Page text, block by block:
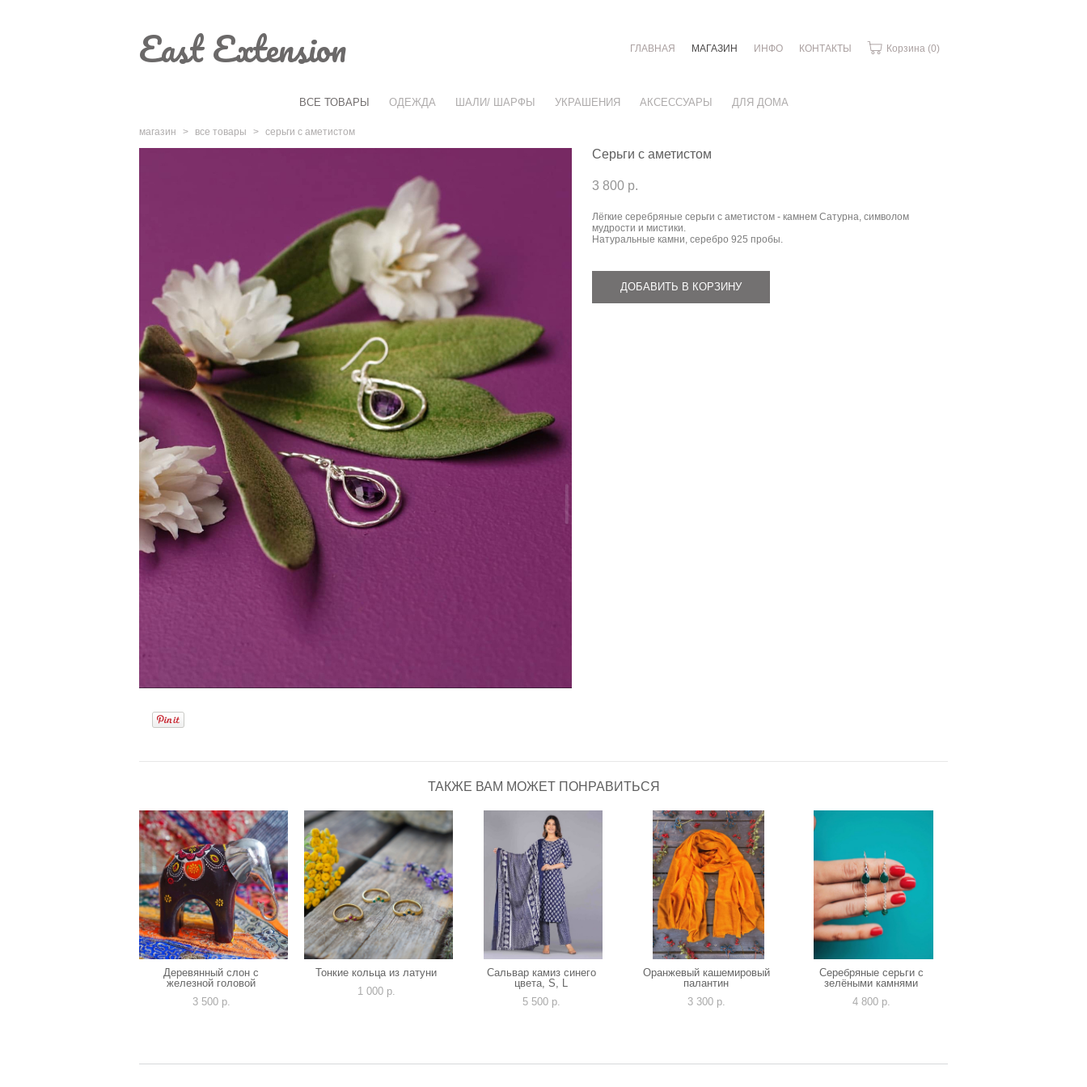
East Extension ГЛАВНАЯ МАГАЗИН ИНФО КОНТАКТЫ Корзина (0)
ВСЕ ТОВАРЫ ОДЕЖДА ШАЛИ/ ШАРФЫ УКРАШЕНИЯ АКСЕССУАРЫ ДЛЯ ДОМА
магазин > все товары > серьги с аметистом
Серьги с аметистом
3 800 p.
Лёгкие серебряные серьги с аметистом - камнем Сатурна, символом
мудрости и мистики.
Натуральные камни, серебро 925 пробы.
ДОБАВИТЬ В КОРЗИНУ
ТАКЖЕ ВАМ МОЖЕТ ПОНРАВИТЬСЯ
Деревянный слон с
железной головой
3 500 p.
Тонкие кольца из латуни
1 000 p.
Сальвар камиз синего
цвета, S, L
5 500 p.
Оранжевый кашемировый
палантин
3 300 p.
Серебряные серьги с
зелёными камнями
4 800 p.